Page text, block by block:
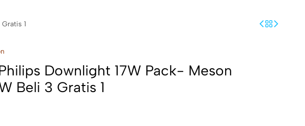
1
Downlight 17W Pack- Meson
Beli 3 Gratis 1